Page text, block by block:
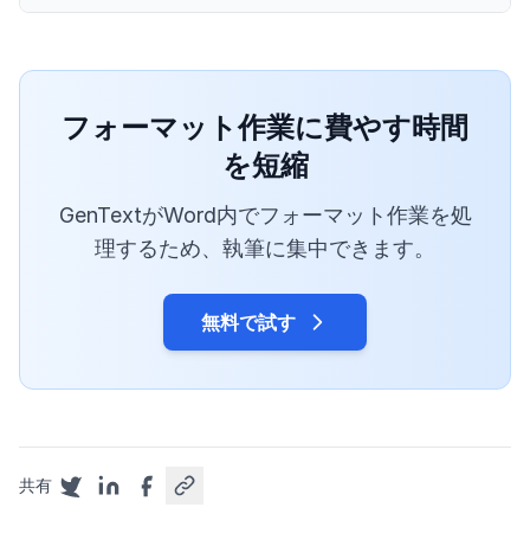
フォーマット作業に費やす時間
を短縮
GenTextがWord内でフォーマット作業を処
理するため、執筆に集中できます。
無料で試す
共有